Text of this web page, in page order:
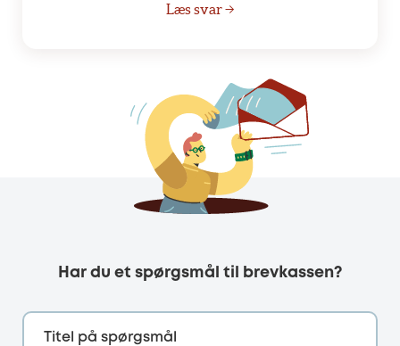
Læs svar →
Har du et spørgsmål til brevkassen?
Titel på spørgsmål